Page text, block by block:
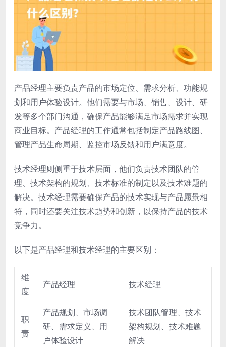
产品经理主要负责产品的市场定位、需求分析、功能规
划和用户体验设计。他们需要与市场、销售、设计、研
发等多个部门沟通，确保产品能够满足市场需求并实现
商业目标。产品经理的工作通常包括制定产品路线图、
管理产品生命周期、监控市场反馈和用户满意度。
技术经理则侧重于技术层面，他们负责技术团队的管
理、技术架构的规划、技术标准的制定以及技术难题的
解决。技术经理需要确保产品的技术实现与产品愿景相
符，同时还要关注技术趋势和创新，以保持产品的技术
竞争力。
以下是产品经理和技术经理的主要区别：
维
度
产品经理 技术经理
职
责
产品规划、市场调
研、需求定义、用
户体验设计
技术团队管理、技术
架构规划、技术难题
解决